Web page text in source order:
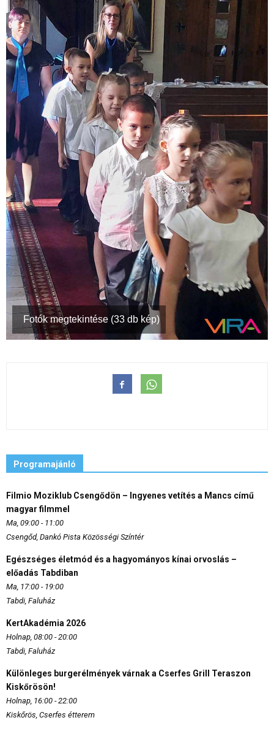
Fotók megtekintése (33 db kép)
Programajánló
Filmio Moziklub Csengődön – Ingyenes vetítés a Mancs című
magyar filmmel
Ma, 09:00 - 11:00
Csengőd, Dankó Pista Közösségi Színtér
Egészséges életmód és a hagyományos kínai orvoslás –
előadás Tabdiban
Ma, 17:00 - 19:00
Tabdi, Faluház
KertAkadémia 2026
Holnap, 08:00 - 20:00
Tabdi, Faluház
Különleges burgerélmények várnak a Cserfes Grill Teraszon
Kiskőrösön!
Holnap, 16:00 - 22:00
Kiskőrös, Cserfes étterem